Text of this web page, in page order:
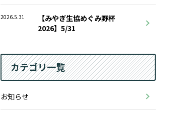
2026.5.31
【みやぎ生協めぐみ野杯
2026】5/31
カテゴリ一覧
お知らせ